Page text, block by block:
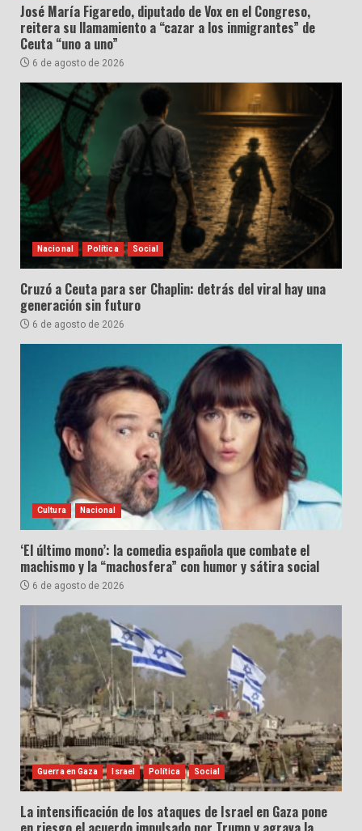
José María Figaredo, diputado de Vox en el Congreso,
reitera su llamamiento a “cazar a los inmigrantes” de
Ceuta “uno a uno”
6 de agosto de 2026
Nacional Política Social
Cruzó a Ceuta para ser Chaplin: detrás del viral hay una
generación sin futuro
6 de agosto de 2026
Cultura Nacional
‘El último mono’: la comedia española que combate el
machismo y la “machosfera” con humor y sátira social
6 de agosto de 2026
Guerra en Gaza Israel Política Social
La intensificación de los ataques de Israel en Gaza pone